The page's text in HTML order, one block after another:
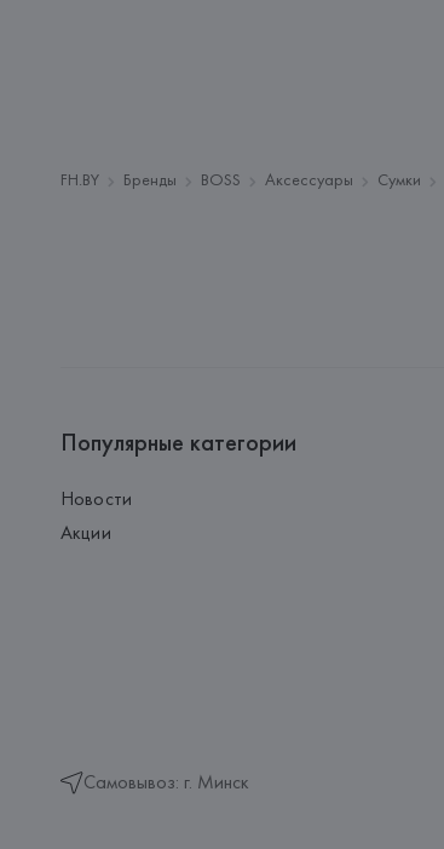
FH.BY Бренды BOSS Аксессуары Сумки
Популярные категории
Новости
Акции
Самовывоз: г. Минск